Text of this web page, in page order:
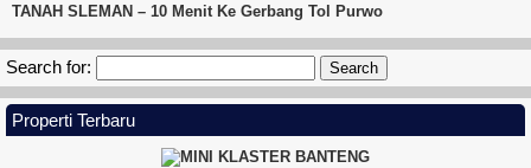
TANAH SLEMAN – 10 Menit Ke Gerbang Tol Purwo
Search for:
Properti Terbaru